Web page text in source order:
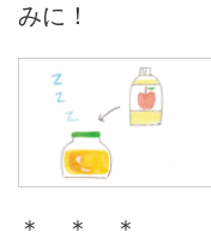
みに！
＊ ＊ ＊